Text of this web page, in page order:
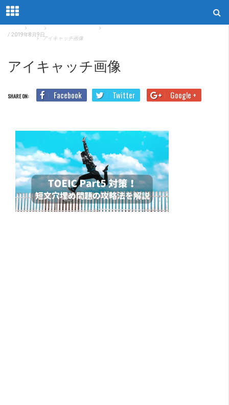
心者必見】
アイキャッチ画像
/ 2019年8月9日
アイキャッチ画像
SHARE ON: Facebook Twitter Google +